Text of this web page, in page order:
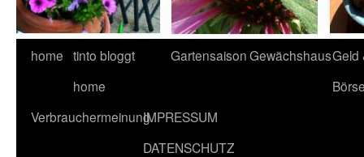
home tinto bloggt
home
GartensaisonGewächshausGeld
VerbrauchermeinungIMPRESSUM
DATENSCHUTZ